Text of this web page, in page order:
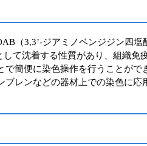
（3,3’‐ジアミノベンジジン四
て沈着する性質があり、組織
簡便に染色操作を行うことがで
レンなどの器材上での染色に応